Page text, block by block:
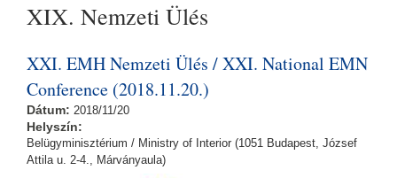
XIX. Nemzeti Ülés
XXI. EMH Nemzeti Ülés / XXI. National EMN
Conference (2018.11.20.)
Dátum: 2018/11/20
Helyszín:
Belügyminisztérium / Ministry of Interior (1051 Budapest, József
Attila u. 2-4., Márványaula)